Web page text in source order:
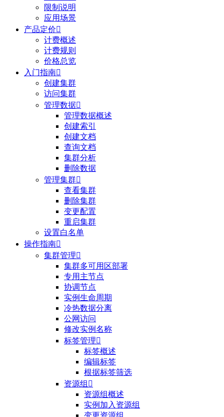
限制说明
应用场景
产品定价
计费概述
计费规则
价格总览
入门指南
创建集群
访问集群
管理数据
管理数据概述
创建索引
创建文档
查询文档
集群分析
删除数据
管理集群
查看集群
删除集群
变更配置
重启集群
设置白名单
操作指南
集群管理
集群多可用区部署
专用主节点
协调节点
实例生命周期
冷热数据分离
公网访问
修改实例名称
标签管理
标签概述
编辑标签
根据标签筛选
资源组 
资源组概述
实例加入资源组
变更资源组